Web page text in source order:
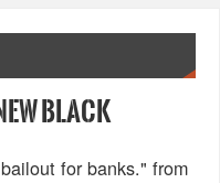
BLACK
for banks." from